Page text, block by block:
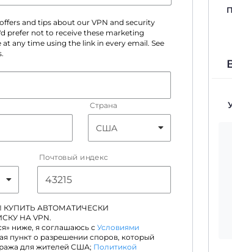
and tips about our VPN and security
prefer not to receive these marketing
any time using the link in every email. See
Страна
Почтовый индекс
АВТОМАТИЧЕСКИ
НА VPN.
ниже, я соглашаюсь с Условиями
пункт о разрешении споров, который
для жителей США; Политикой